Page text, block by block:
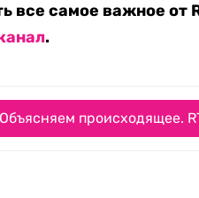
все самое важное
.
Объясняем происходящее.